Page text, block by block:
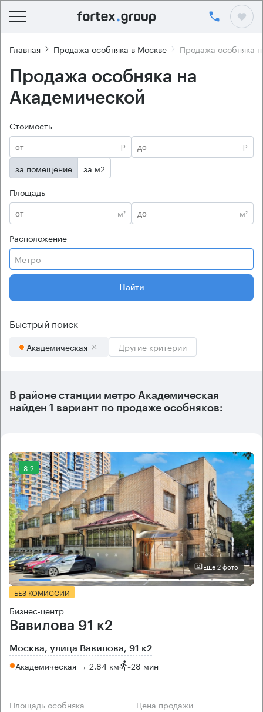
Главная Продажа особняка в Москве Продажа особняка
Продажа особняка на
Академической
Стоимость
₽
₽
за помещение
за м2
Площадь
м²
м²
Расположение
Метро
Найти
Быстрый поиск
Академическая Другие критерии
В районе станции метро Академическая
найден 1 вариант по продаже особняков:
8.2
Еще 2 фото
БЕЗ КОМИССИИ
Бизнес-центр
Вавилова 91 к2
Москва, улица Вавилова, 91 к2
Академическая → 2.84 км ~28 мин
Площадь особняка Цена продажи